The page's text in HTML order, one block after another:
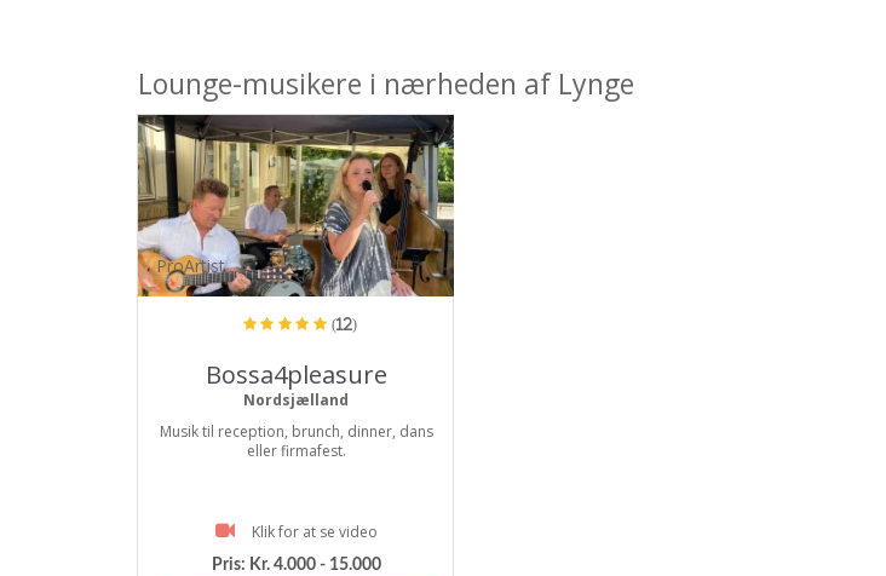
Lounge-musikere i nærheden af Lynge
ProArtist
(12)
Bossa4pleasure
Nordsjælland
Musik til reception, brunch, dinner, dans
eller firmafest.
Klik for at se video
Pris: Kr. 4.000 - 15.000